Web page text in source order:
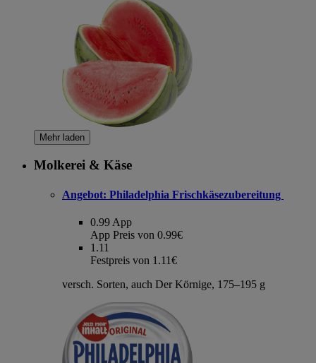
Mehr laden
Molkerei & Käse
Angebot: Philadelphia Frischkäsezubereitung
0.99 App
App Preis von 0.99€
1.11
Festpreis von 1.11€
versch. Sorten, auch Der Körnige, 175–195 g